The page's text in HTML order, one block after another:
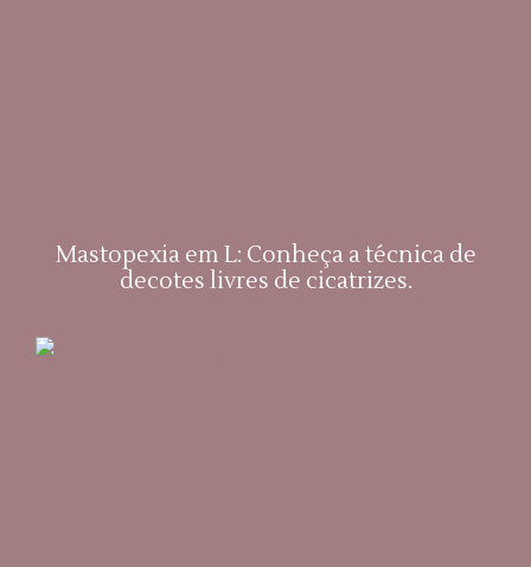
Mastopexia em L: Conheça a técnica de
decotes livres de cicatrizes.